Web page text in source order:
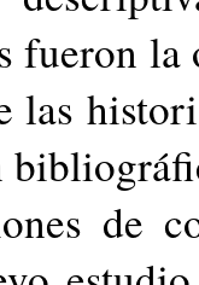
fueron la
las
de